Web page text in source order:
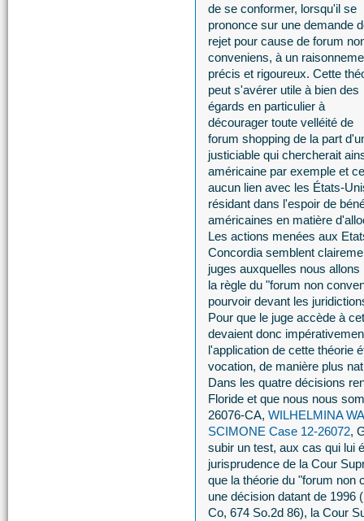
de se conformer, lorsqu'il se
prononce sur une demande
rejet pour cause de forum
conveniens, à un
précis et rigoureux. Cette
peut s'avérer utile à bien des
égards en particulier à
décourager toute velléité de
forum shopping de la part
justiciable qui chercherait
américaine par exemple et
aucun lien avec les États-
résidant dans l'espoir de
américaines en matière
Les actions menées aux
Concordia semblent
juges auxquelles nous
la règle du "forum non
pourvoir devant les
Pour que le juge accède à
devaient donc
l'application de cette théorie
vocation, de manière plus
Dans les quatre décisions
Floride et que nous nous
26076-CA, WILHELMINA
SCIMONE Case 12-26072,
subir un test, aux cas qui lui
jurisprudence de la Cour
que la théorie du "forum non
une décision datant de 1996
Co, 674 So.2d 86), la Cour